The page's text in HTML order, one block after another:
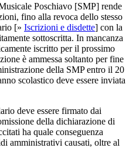
Poschiavo [SMP] rende
fino alla revoca dello stesso
[» Iscrizioni e disdette] con la
sottoscritta. In mancanza
iscritto per il prossimo
è ammessa soltanto per fine
della SMP entro il 20
scolastico deve essere inviata
deve essere firmato dai
della dichiarazione di
ha quale conseguenza
amministrativi causati, oltre al